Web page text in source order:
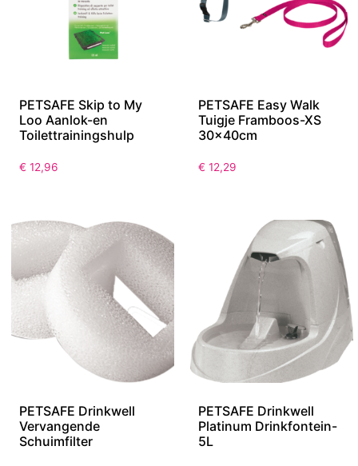
PETSAFE Skip to My
Loo Aanlok-en
Toilettrainingshulp
€ 12,96
PETSAFE Easy Walk
Tuigje Framboos-XS
30x40cm
€ 12,29
PETSAFE Drinkwell
Vervangende
Schuimfilter
PETSAFE Drinkwell
Platinum Drinkfontein-
5L